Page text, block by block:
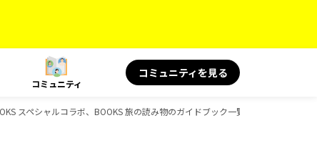
コミュニティ
コミュニティを見る
スペシャルコラボ、BOOKS 旅の読み物のガイドブック一覧